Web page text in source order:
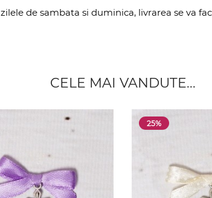
de sambata si duminica, livrarea se va
CELE MAI VANDUTE...
25%